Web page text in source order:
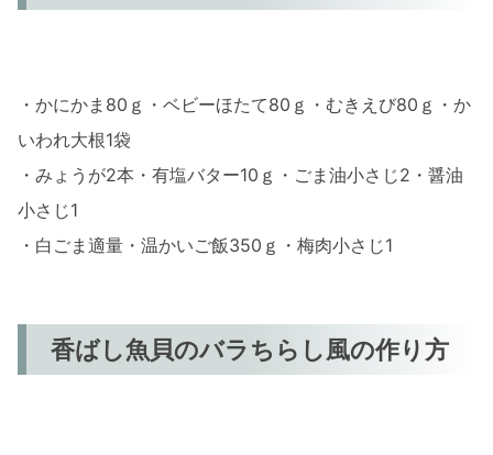
・かにかま80ｇ・ベビーほたて80ｇ・むきえび80ｇ・か
いわれ大根1袋
・みょうが2本・有塩バター10ｇ・ごま油小さじ2・醤油
小さじ1
・白ごま適量・温かいご飯350ｇ・梅肉小さじ1
香ばし魚貝のバラちらし風の作り方